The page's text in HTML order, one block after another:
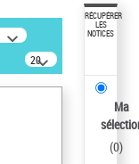
20
résultats/page
RÉCUPÉRER
LES
NOTICES
Ma
(0)